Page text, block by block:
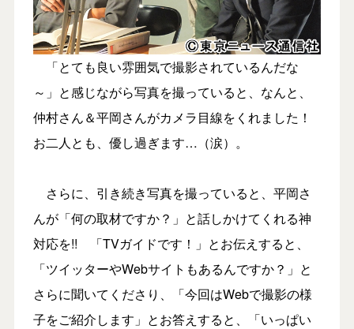
「とても良い雰囲気で撮影されているんだな
～」と感じながら写真を撮っていると、なんと、
仲村さん＆平岡さんがカメラ目線をくれました！
お二人とも、優し過ぎます…（涙）。
さらに、引き続き写真を撮っていると、平岡さ
んが「何の取材ですか？」と話しかけてくれる神
対応を!! 「TVガイドです！」とお伝えすると、
「ツイッターやWebサイトもあるんですか？」と
さらに聞いてくださり、「今回はWebで撮影の様
子をご紹介します」とお答えすると、「いっぱい